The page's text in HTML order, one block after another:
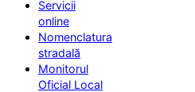
Servicii
online
Nomenclatura
stradală
Monitorul
Oficial Local